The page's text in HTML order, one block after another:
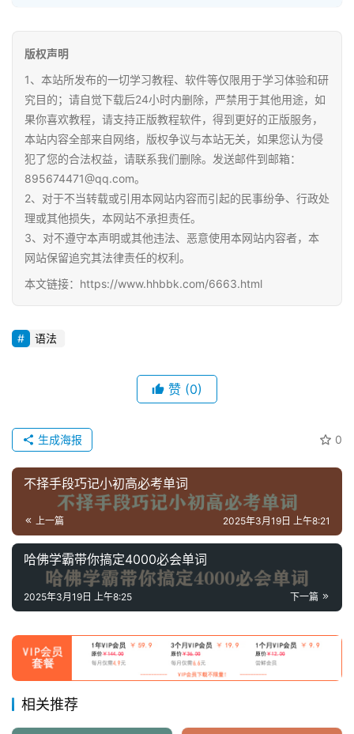
资
源
高
中
资
料
儿
童
国
学
启
蒙
版权声明
1、本站所发布的一切学习教程、软件等仅限用于学习体验和研
究目的；请自觉下载后24小时内删除，严禁用于其他用途，如
果你喜欢教程，请支持正版教程软件，得到更好的正版服务，
本站内容全部来自网络，版权争议与本站无关，如果您认为侵
犯了您的合法权益，请联系我们删除。发送邮件到邮箱：
895674471@qq.com。
2、对于不当转载或引用本网站内容而引起的民事纷争、行政处
理或其他损失，本网站不承担责任。
3、对不遵守本声明或其他违法、恶意使用本网站内容者，本
网站保留追究其法律责任的权利。
本文链接：https://www.hhbbk.com/6663.html
语法
赞 (0)
0
生成海报
不择手段巧记小初高必考单词
上一篇 2025年3月19日 上午8:21
哈佛学霸带你搞定4000必会单词
下一篇
2025年3月19日 上午8:25
相关推荐